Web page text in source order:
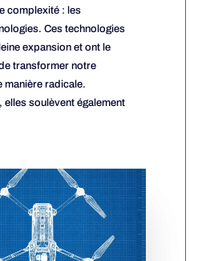
complexité : les
Ces technologies
expansion et ont le
transformer notre
manière radicale.
elles soulèvent également